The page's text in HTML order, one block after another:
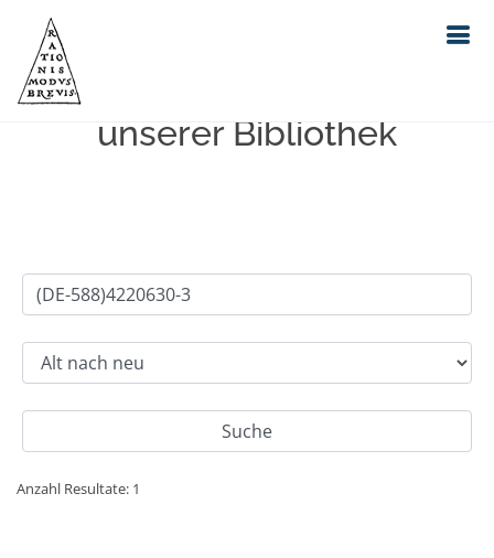
Einfache Suche im Bestand
unserer Bibliothek
Anzahl Resultate: 1